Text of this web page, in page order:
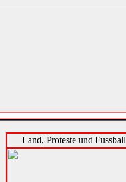
Land, Proteste und Fussball